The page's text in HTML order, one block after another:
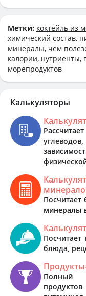
Метки: коктейль из
химический состав,
минералы, чем
калории, нутриенты,
морепродуктов
Калькуляторы
минералы
Посчитает
блюда,
Полный